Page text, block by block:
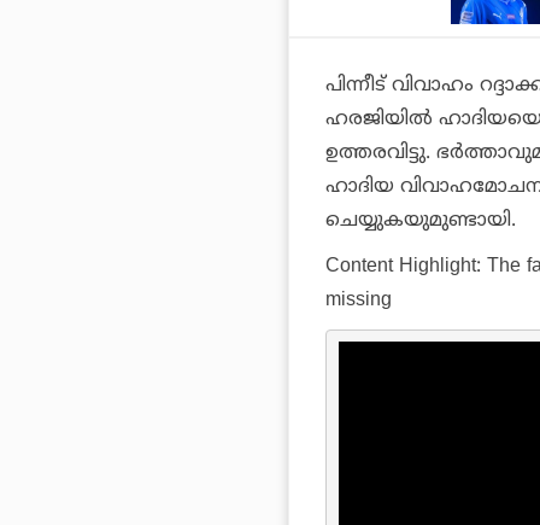
പിന്നീട് വിവാഹം
ഹരജിയില്‍
ഉത്തരവിട്ടു.
ഹാദിയ
ചെയ്യുകയുമുണ്ടായി.
Content Highlight: The
missing